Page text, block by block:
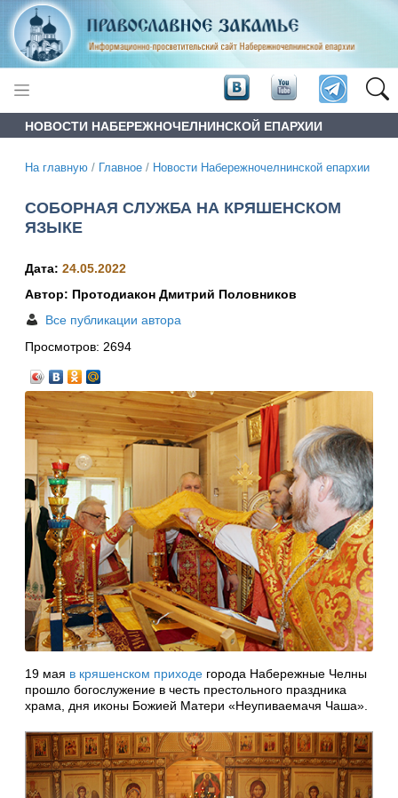
НОВОСТИ НАБЕРЕЖНОЧЕЛНИНСКОЙ ЕПАРХИИ
На главную / Главное / Новости Набережночелнинской епархии
СОБОРНАЯ СЛУЖБА НА КРЯШЕНСКОМ
ЯЗЫКЕ
Дата: 24.05.2022
Автор: Протодиакон Дмитрий Половников
Все публикации автора
Просмотров: 2694
19 мая в кряшенском приходе города Набережные Челны
прошло богослужение в честь престольного праздника
храма, дня иконы Божией Матери «Неупиваемачя Чаша».